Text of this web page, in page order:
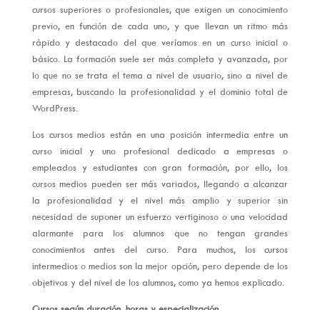
cursos superiores o profesionales, que exigen un conocimiento
previo, en función de cada uno, y que llevan un ritmo más
rápido y destacado del que veríamos en un curso inicial o
básico. La formación suele ser más completa y avanzada, por
lo que no se trata el tema a nivel de usuario, sino a nivel de
empresas, buscando la profesionalidad y el dominio total de
WordPress.
Los cursos medios están en una posición intermedia entre un
curso inicial y uno profesional dedicado a empresas o
empleados y estudiantes con gran formación, por ello, los
cursos medios pueden ser más variados, llegando a alcanzar
la profesionalidad y el nivel más amplio y superior sin
necesidad de suponer un esfuerzo vertiginoso o una velocidad
alarmante para los alumnos que no tengan grandes
conocimientos antes del curso. Para muchos, los cursos
intermedios o medios son la mejor opción, pero depende de los
objetivos y del nivel de los alumnos, como ya hemos explicado.